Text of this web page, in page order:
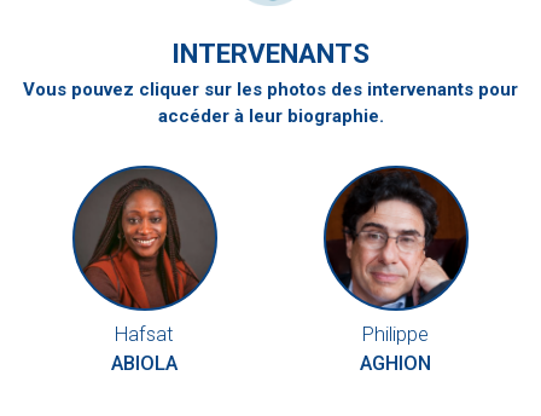
INTERVENANTS
Vous pouvez cliquer sur les photos des intervenants pour
accéder à leur biographie.
Hafsat
ABIOLA
Philippe
AGHION